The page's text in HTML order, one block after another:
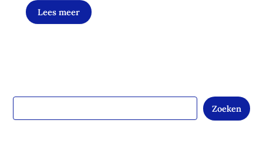
Lees meer
Zoeken